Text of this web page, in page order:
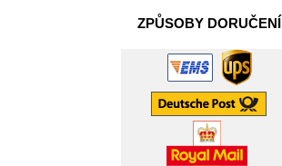
ZPŮSOBY DORUČENÍ